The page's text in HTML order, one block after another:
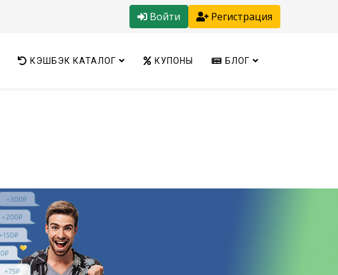
Войти Регистрация
КЭШБЭК КАТАЛОГ КУПОНЫ БЛОГ